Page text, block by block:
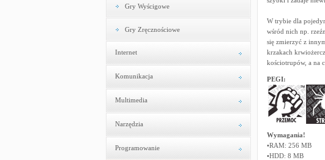
Gry Wyścigowe
Gry Zręcznościowe
Internet
Komunikacja
Multimedia
Narzędzia
Programowanie
W trybie dla
wśród nich np.
się zmierzyć z
krzakach
kościotrupów, a na
PEGI:
Wymagania!
•RAM: 256 MB
•HDD: 8 MB